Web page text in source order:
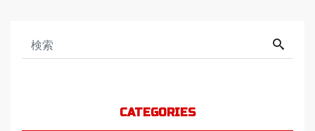
CATEGORIES